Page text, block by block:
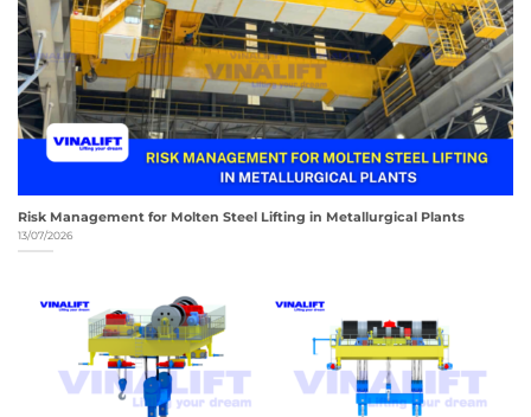
Risk Management for Molten Steel Lifting in Metallurgical Plants
13/07/2026